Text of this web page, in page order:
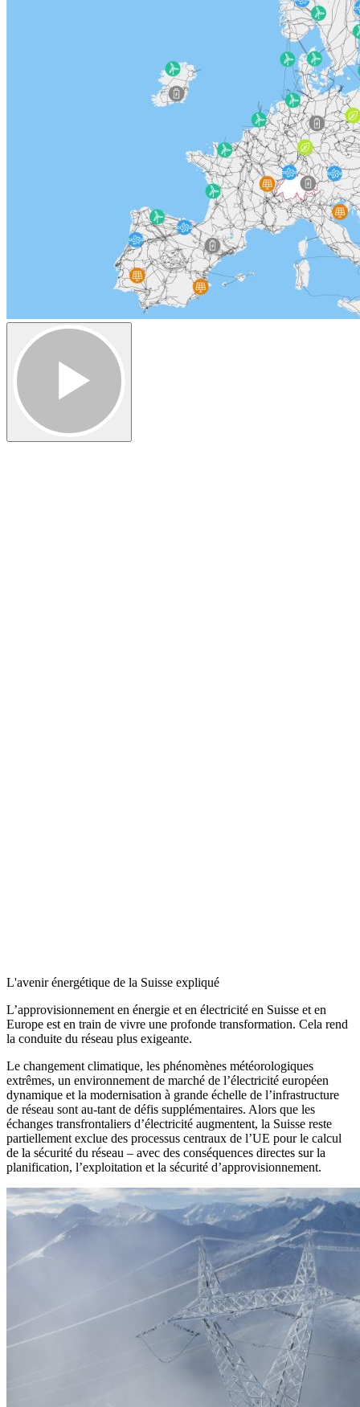
L'avenir énergétique de la Suisse expliqué
L’approvisionnement en énergie et en électricité en Suisse et en
Europe est en train de vivre une profonde transformation. Cela rend
la conduite du réseau plus exigeante.
Le changement climatique, les phénomènes météorologiques
extrêmes, un environnement de marché de l’électricité européen
dynamique et la modernisation à grande échelle de l’infrastructure
de réseau sont au-tant de défis supplémentaires. Alors que les
échanges transfrontaliers d’électricité augmentent, la Suisse reste
partiellement exclue des processus centraux de l’UE pour le calcul
de la sécurité du réseau – avec des conséquences directes sur la
planification, l’exploitation et la sécurité d’approvisionnement.